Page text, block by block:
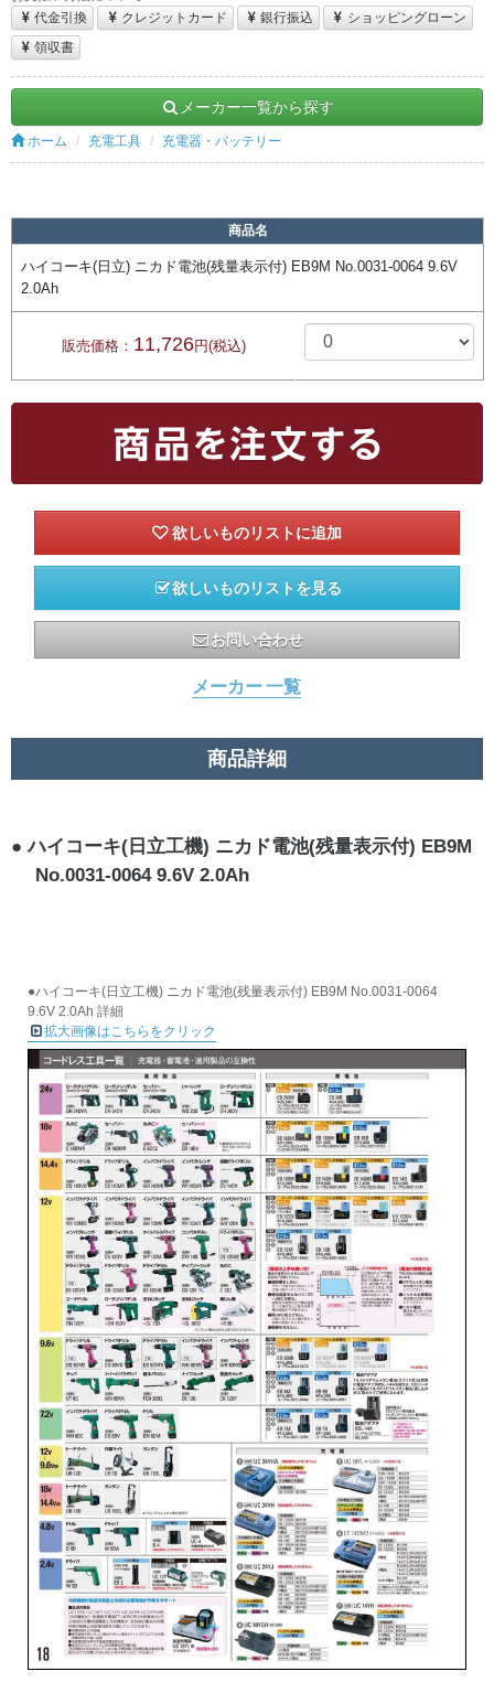
代金引換
クレジットカード 銀行振込
ショッピングローン
領収書
メーカー一覧から探す
ホーム 充電工具 充電器・バッテリー
商品名
ハイコーキ(日立) ニカド電池(残量表示付) EB9M No.0031-0064 9.6V
2.0Ah
販売価格： 11,726円(税込)
欲しいものリストを見る
お問い合わせ
メーカー 一覧
商品詳細
ハイコーキ(日立工機) ニカド電池(残量表示付) EB9M
No.0031-0064 9.6V 2.0Ah
●ハイコーキ(日立工機) ニカド電池(残量表示付) EB9M No.0031-0064
9.6V 2.0Ah 詳細
拡大画像はこちらをクリック